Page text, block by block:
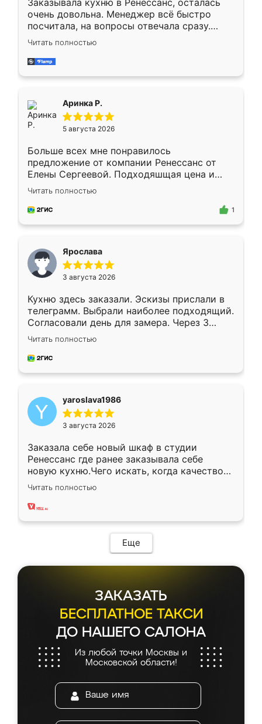
Заказывала кухню в Ренессанс, осталась
очень довольна. Менеджер всё быстро
посчитала, на вопросы отвечала сразу.
Замерщик приехал в субботу, подошёл к
делу со всей ответственностью. Собрали
за день, ребята работали аккуратно, даже
Читать полностью
Аринка Р.
5 августа 2026
Больше всех мне понравилось
предложение от компании Ренессанс от
Елены Сергеевой. Подходяшщая цена и
короткие сроки изготовления. Приехавший
для замера сотрудник Владислав
предложил по моему эскизу самый
Читать полностью
1
Ярослава
3 августа 2026
Кухню здесь заказали. Эскизы прислали в
телеграмм. Выбрали наиболее подходящий.
Согласовали день для замера. Через 3
недели кухня была уже готова. Остались
довольны работой. Спасибо Ренессанс
мебель за качественную работу!
Читать полностью
yaroslava1986
3 августа 2026
Заказала себе новый шкаф в студии
Ренессанс где ранее заказывала себе
новую кухню.Чего искать, когда качеством
вполне довольна. Служит кухня уже почти
два года, нареканий нет.
Читать полностью
Еще
ЗАКАЗАТЬ
БЕСПЛАТНОЕ ТАКСИ
ДО НАШЕГО САЛОНА
Из любой точки Москвы и
Московской области!